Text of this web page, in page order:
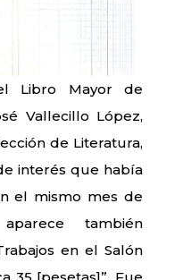
Libro Mayor de
Vallecillo López,
de Literatura,
interés que había
el mismo mes de
también
en el Salón